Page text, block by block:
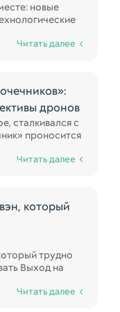
новые
Читать далее
дронов
сталкивался с
проносится
Читать далее
который
трудно
Выход на
Читать далее